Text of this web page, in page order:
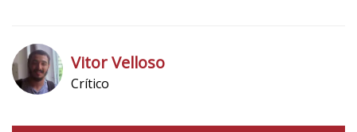
o
t
t
Vitor Velloso
Crítico